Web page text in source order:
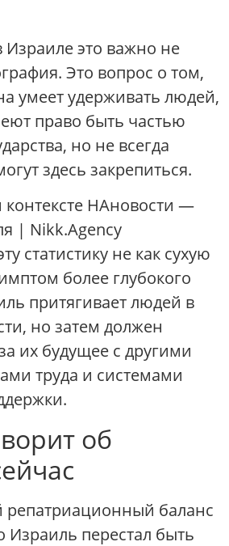
Израиле это важно не
Это вопрос о том,
умеет удерживать людей,
право быть частью
но не всегда
здесь закрепиться.
НАновости —
| Nikk.Agency
статистику не как сухую
более глубокого
притягивает людей в
но затем должен
их будущее с другими
труда и системами
об
баланс
Израиль перестал быть